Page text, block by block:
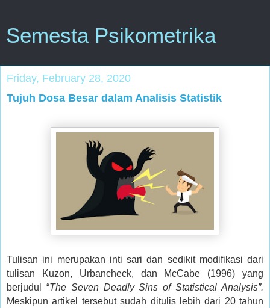
Semesta Psikometrika
Friday, February 28, 2020
Tujuh Dosa Besar dalam Analisis Statistik
Tulisan ini merupakan inti sari dan sedikit modifikasi dari
tulisan Kuzon, Urbancheck, dan McCabe (1996) yang
berjudul “The Seven Deadly Sins of Statistical Analysis”.
Meskipun artikel tersebut sudah ditulis lebih dari 20 tahun